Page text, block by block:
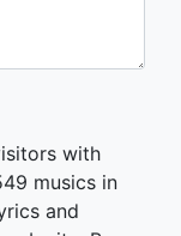
with
musics in
and